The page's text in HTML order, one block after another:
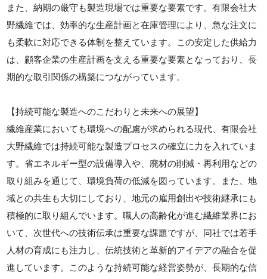
また、納期の厳守も製造現場では重要な要素です。有限会社大
野繊維では、効率的な生産計画と在庫管理により、急な注文に
も柔軟に対応できる体制を整えています。この安定した供給力
は、顧客企業の生産計画を支える重要な要素となっており、長
期的な取引関係の構築につながっています。
【持続可能な製造へのこだわりと未来への展望】
繊維産業においても環境への配慮が求められる現代、有限会社
大野繊維では持続可能な製造プロセスの確立に力を入れていま
す。省エネルギー型の設備導入や、廃材の削減・再利用などの
取り組みを通じて、環境負荷の低減を図っています。また、地
域との共生も大切にしており、地元の雇用創出や技術継承にも
積極的に取り組んでいます。職人の高齢化が進む繊維業界にお
いて、次世代への技術伝承は重要な課題ですが、同社では若手
人材の育成にも注力し、伝統技術と革新的アイデアの融合を促
進しています。このような持続可能な経営姿勢が、長期的な信